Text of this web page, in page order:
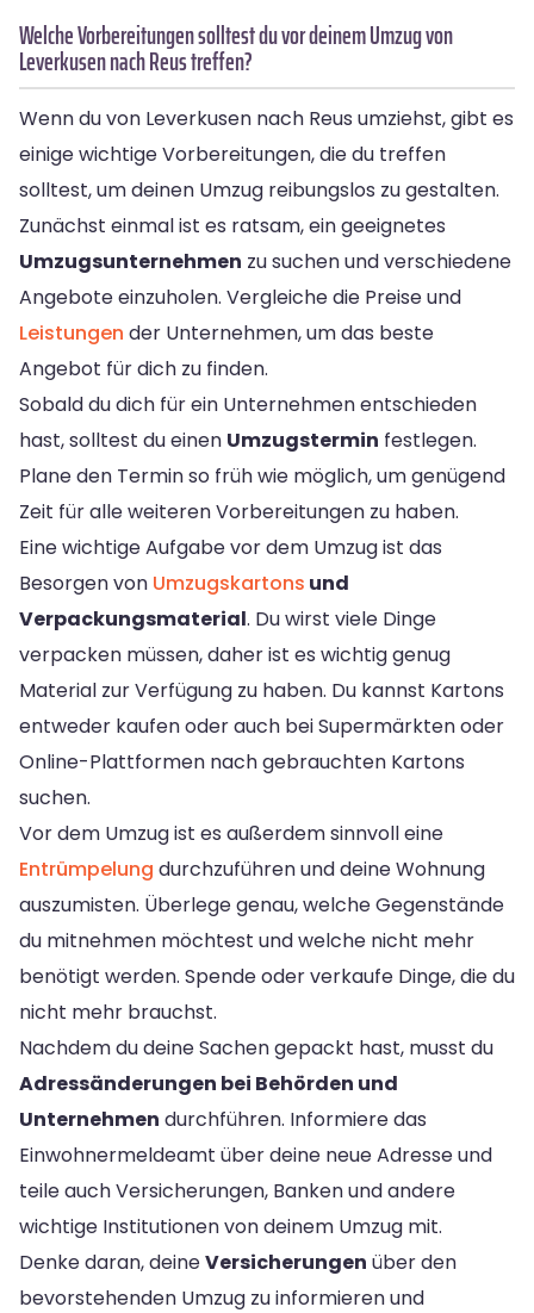
Welche Vorbereitungen solltest du vor deinem Umzug von
Leverkusen nach Reus treffen?
Wenn du von Leverkusen nach Reus umziehst, gibt es
einige wichtige Vorbereitungen, die du treffen
solltest, um deinen Umzug reibungslos zu gestalten.
Zunächst einmal ist es ratsam, ein geeignetes
Umzugsunternehmen zu suchen und verschiedene
Angebote einzuholen. Vergleiche die Preise und
Leistungen der Unternehmen, um das beste
Angebot für dich zu finden.
Sobald du dich für ein Unternehmen entschieden
hast, solltest du einen Umzugstermin festlegen.
Plane den Termin so früh wie möglich, um genügend
Zeit für alle weiteren Vorbereitungen zu haben.
Eine wichtige Aufgabe vor dem Umzug ist das
Besorgen von Umzugskartons und
Verpackungsmaterial. Du wirst viele Dinge
verpacken müssen, daher ist es wichtig genug
Material zur Verfügung zu haben. Du kannst Kartons
entweder kaufen oder auch bei Supermärkten oder
Online-Plattformen nach gebrauchten Kartons
suchen.
Vor dem Umzug ist es außerdem sinnvoll eine
Entrümpelung durchzuführen und deine Wohnung
auszumisten. Überlege genau, welche Gegenstände
du mitnehmen möchtest und welche nicht mehr
benötigt werden. Spende oder verkaufe Dinge, die du
nicht mehr brauchst.
Nachdem du deine Sachen gepackt hast, musst du
Adressänderungen bei Behörden und
Unternehmen durchführen. Informiere das
Einwohnermeldeamt über deine neue Adresse und
teile auch Versicherungen, Banken und andere
wichtige Institutionen von deinem Umzug mit.
Denke daran, deineVersicherungen über den
bevorstehenden Umzug zu informieren und